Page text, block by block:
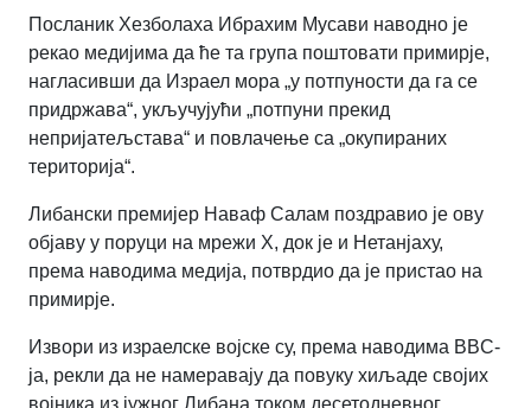
Посланик Хезболаха Ибрахим Мусави наводно је
рекао медијима да ће та група поштовати примирје,
нагласивши да Израел мора „у потпуности да га се
придржава“, укључујући „потпуни прекид
непријатељстава“ и повлачење са „окупираних
територија“.
Либански премијер Наваф Салам поздравио је ову
објаву у поруци на мрежи X, док је и Нетанјаху,
према наводима медија, потврдио да је пристао на
примирје.
Извори из израелске војске су, према наводима BBC-
ја, рекли да не намеравају да повуку хиљаде својих
војника из јужног Либана током десетодневног